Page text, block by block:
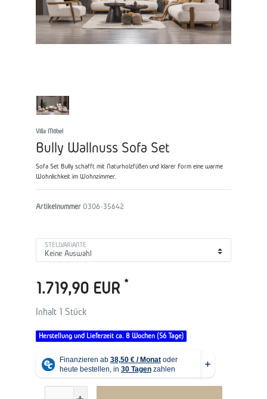
Villa Möbel
Bully Wallnuss Sofa Set
Sofa Set Bully schafft mit Naturholzfüßen und klarer Form eine warme
Wohnlichkeit im Wohnzimmer.
Artikelnummer O306-35642
STELLVARIANTE
1.719,90 EUR *
Inhalt 1 Stück
Herstellung und Lieferzeit ca. 8 Wochen (56 Tage)